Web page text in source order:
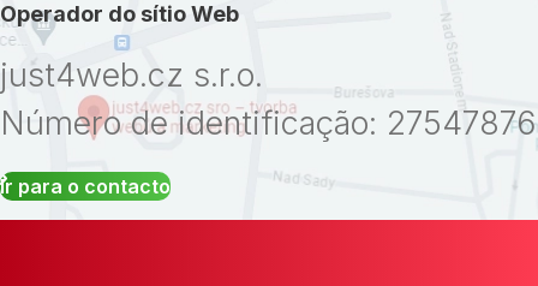
Operador do sítio Web
just4web.cz s.r.o.
Número de identificação: 27547876
Ir para o contacto